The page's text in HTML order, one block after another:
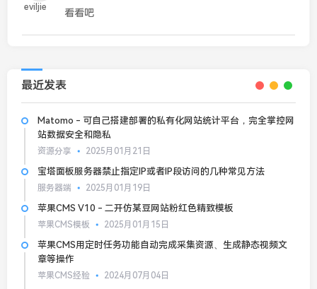
看看吧
最近发表
Matomo - 可自己搭建部署的私有化网站统计平台，完全掌控网
站数据安全和隐私
资源分享 2025月01月21日
宝塔面板服务器禁止指定IP或者IP段访问的几种常见方法
服务器端 2025月01月19日
苹果CMS V10 - 二开仿某豆网站粉红色精致模板
苹果CMS模板 2025月01月15日
苹果CMS用定时任务功能自动完成采集资源、生成静态视频文
章等操作
苹果CMS经验 2024月07月04日